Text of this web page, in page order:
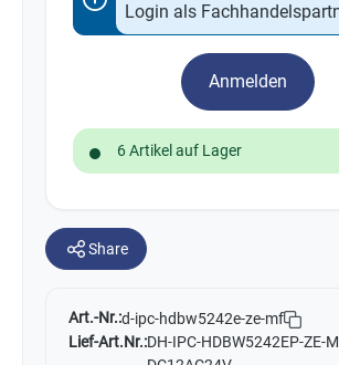
Login als
Anmelden
6 Artikel auf Lager
Share
Art.-Nr.:d-ipc-hdbw5242e-ze-mf
Lief-Art.Nr.:DH-IPC-HDBW5242EP-ZE-